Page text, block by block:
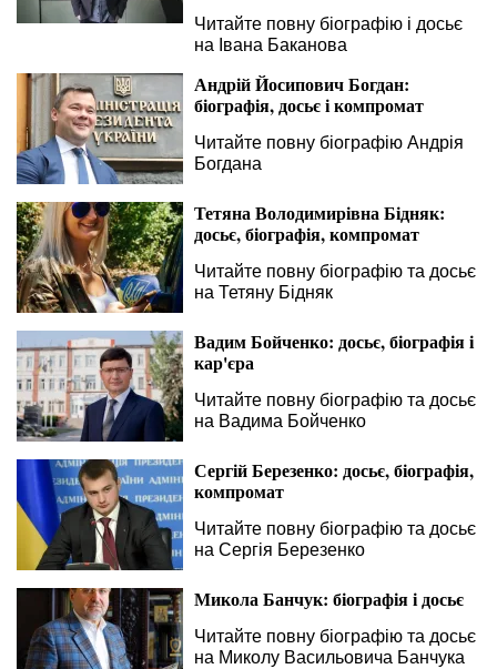
Читайте повну біографію і досьє
на Івана Баканова
Андрій Йосипович Богдан:
біографія, досьє і компромат
Читайте повну біографію Андрія
Богдана
Тетяна Володимирівна Бідняк:
досьє, біографія, компромат
Читайте повну біографію та досьє
на Тетяну Бідняк
Вадим Бойченко: досьє, біографія і
кар'єра
Читайте повну біографію та досьє
на Вадима Бойченко
Сергій Березенко: досьє, біографія,
компромат
Читайте повну біографію та досьє
на Сергія Березенко
Микола Банчук: біографія і досьє
Читайте повну біографію та досьє
на Миколу Васильовича Банчука